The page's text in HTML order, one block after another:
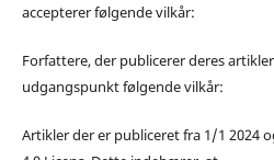
accepterer følgende vilkår:
Forfattere, der publicerer deres
udgangspunkt følgende vilkår:
Artikler der er publiceret fra 1/1 2024